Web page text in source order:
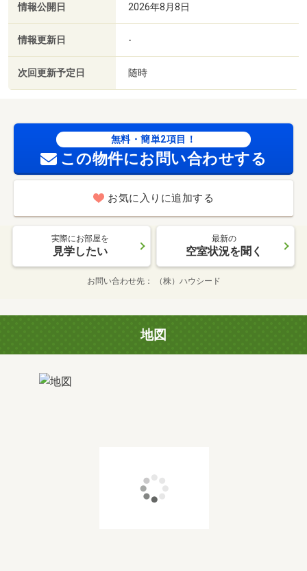
情報公開日 2026年8月8日
情報更新日 -
次回更新予定日 随時
無料・簡単2項目！
この物件にお問い合わせする
お気に入りに追加する
実際にお部屋を
見学したい
最新の
空室状況を聞く
お問い合わせ先 （株）ハウシード
地図